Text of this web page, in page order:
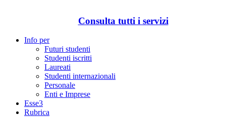
Consulta tutti i servizi
Info per
Futuri studenti
Studenti iscritti
Laureati
Studenti internazionali
Personale
Enti e Imprese
Esse3
Rubrica